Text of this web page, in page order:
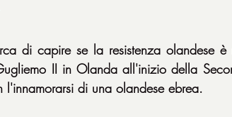
di capire se la resistenza olandese
II in Olanda all'inizio della
di una olandese ebrea.